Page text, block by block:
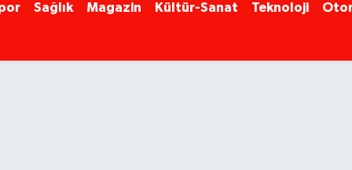
Sağlık Magazin Kültür-Sanat Teknoloji